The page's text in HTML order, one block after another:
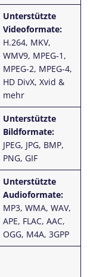
Unterstützte
Videoformate:
H.264, MKV,
WMV9, MPEG-1,
MPEG-2, MPEG-4,
HD DivX, Xvid &
mehr
Unterstützte
Bildformate:
JPEG, JPG, BMP,
PNG, GIF
Unterstützte
Audioformate:
MP3, WMA, WAV,
APE, FLAC, AAC,
OGG, M4A, 3GPP